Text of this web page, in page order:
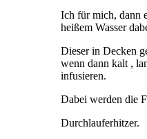
Ich für mich, dann
heißem Wasser
Dieser in Decken
wenn dann kalt ,
infusieren.
Dabei werden die
Durchlauferhitzer.